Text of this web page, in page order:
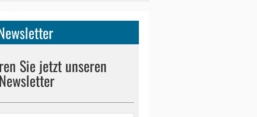
Sie jetzt unseren